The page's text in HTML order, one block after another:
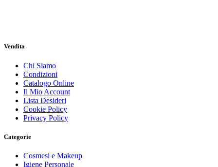
Vendita
Chi Siamo
Condizioni
Catalogo Online
Il Mio Account
Lista Desideri
Cookie Policy
Privacy Policy
Categorie
Cosmesi e Makeup
Igiene Personale